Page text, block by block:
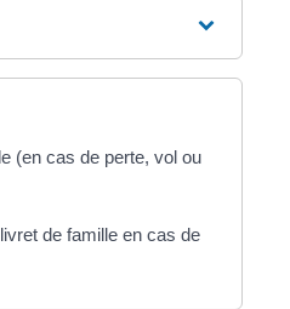
(en cas de perte, vol ou
de famille en cas de